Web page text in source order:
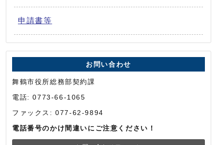
申請書等
お問い合わせ
舞鶴市役所総務部契約課
電話: 0773-66-1065
ファックス: 077-62-9894
電話番号のかけ間違いにご注意ください！